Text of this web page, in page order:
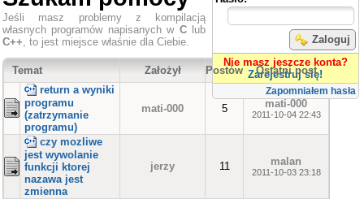
Zaloguj
Nie masz jeszcze konta?
Zarejestruj się!
Zapomniałem hasła
Jeśli masz problemy z kompilacją
własnych programów napisanych w Club
C++, to jest miejsce właśnie dla Ciebie.
Temat Założył Postów
Ostatni post
return a wyniki
programu
(zatrzymanie
programu)
mati-000 5 mati-000
2011-10-04 22:43
czy mozliwe
jest wywolanie
funkcji ktorej
nazawa jest
zmienna
jerzy 11 malan
2011-10-03 23:18